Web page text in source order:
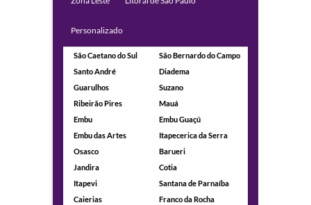
Personalizado
São Caetano do Sul
São Bernardo do Campo
Santo André
Diadema
Guarulhos
Suzano
Ribeirão Pires
Mauá
Embu
Embu Guaçú
Embu das Artes
Itapecerica da Serra
Osasco
Barueri
Jandira
Cotia
Itapevi
Santana de Parnaíba
Caierias
Franco da Rocha